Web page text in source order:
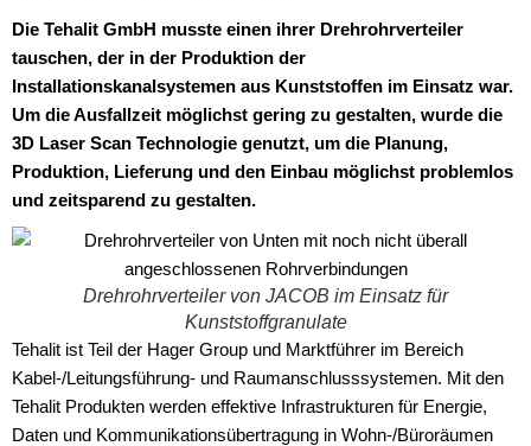
Die Tehalit GmbH musste einen ihrer Drehrohrverteiler
tauschen, der in der Produktion der
Installationskanalsystemen aus Kunststoffen im Einsatz war.
Um die Ausfallzeit möglichst gering zu gestalten, wurde die
3D Laser Scan Technologie genutzt, um die Planung,
Produktion, Lieferung und den Einbau möglichst problemlos
und zeitsparend zu gestalten.
Drehrohrverteiler von JACOB im Einsatz für
Kunststoffgranulate
Tehalit ist Teil der Hager Group und Marktführer im Bereich
Kabel-/Leitungsführung- und Raumanschlusssystemen. Mit den
Tehalit Produkten werden effektive Infrastrukturen für Energie,
Daten und Kommunikationsübertragung in Wohn-/Büroräumen